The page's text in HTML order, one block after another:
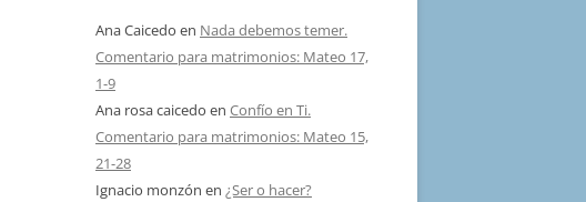
Ana Caicedo en Nada debemos temer.
Comentario para matrimonios: Mateo 17,
1-9
Ana rosa caicedo en Confío en Ti.
Comentario para matrimonios: Mateo 15,
21-28
Ignacio monzón en ¿Ser o hacer?